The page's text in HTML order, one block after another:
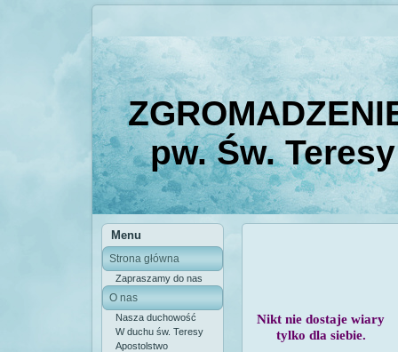
pw. Św.
Menu
Strona główna
Zapraszamy do nas
O nas
Nasza duchowość
W duchu św. Teresy
Apostolstwo
Nikt nie dostaje wiary
tylko dla siebie.